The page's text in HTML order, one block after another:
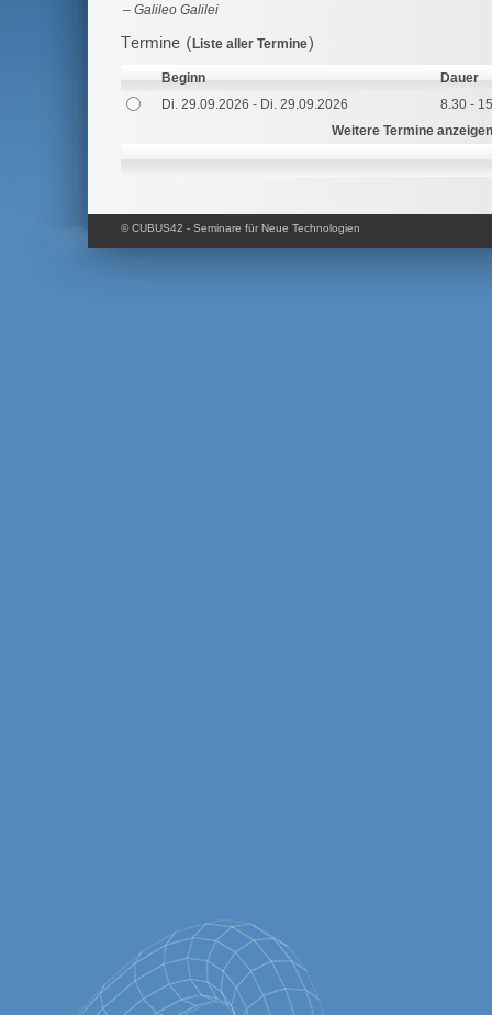
Galileo Galilei
Termine ( Liste aller Termine)
Beginn
Dauer
Di. 29.09.2026 - Di. 29.09.2026
8.30 -
Weitere Termine anzeigen
© CUBUS42 - Seminare für Neue Technologien